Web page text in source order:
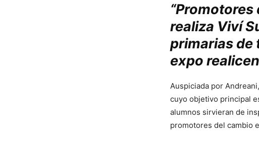
“Promotores
realiza Viví
primarias de
expo
Auspiciada por
cuyo objetivo principal
alumnos sirvieran de
promotores del cambio